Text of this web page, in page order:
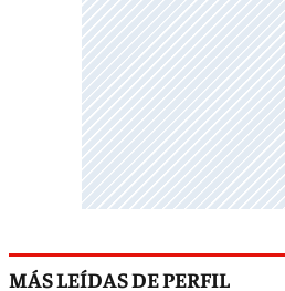
MÁS LEÍDAS DE PERFIL